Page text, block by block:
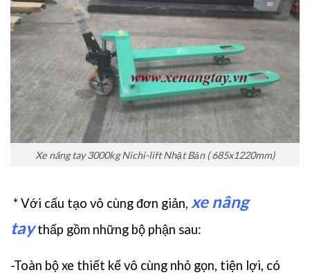
Xe nâng tay 3000kg Nichi-lift Nhật Bản ( 685x1220mm)
* Với cấu tạo vô cùng đơn giản, xe nâng
taythấp gồm những bộ phận sau:
-Toàn bộ xe thiết kế vô cùng nhỏ gọn, tiện lợi, có